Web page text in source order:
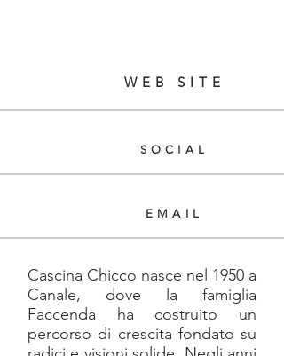
WEB SITE
SOCIAL
EMAIL
Cascina Chicco nasce nel 1950 a
Canale, dove la famiglia
Faccenda ha costruito un
percorso di crescita fondato su